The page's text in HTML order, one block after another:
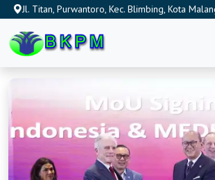
Jl. Titan, Purwantoro, Kec. Blimbing, Kota